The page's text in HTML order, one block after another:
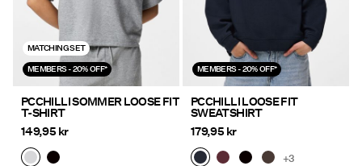
MATCHING SET
MEMBERS - 20% OFF*
PCCHILLI SOMMER LOOSE FIT
T-SHIRT
149,95 kr
MEMBERS - 20% OFF*
PCCHILLI LOOSE FIT
SWEATSHIRT
179,95 kr
+3